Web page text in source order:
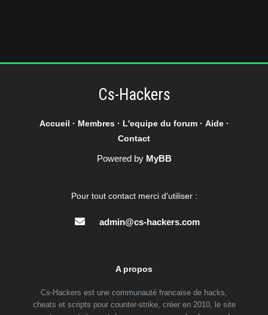
Cs-Hackers
Accueil · Membres· L'equipe du forum· Aide·
Contact
Powered by MyBB
Pour tout contact merci d'utiliser :
admin@cs-hackers.com
A propos
Cs-Hackers est une communauté francaise de hacks,
cheats et scripts pour counter-strike, créer en 2010, le site